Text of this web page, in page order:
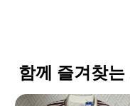
함께 즐겨찾는